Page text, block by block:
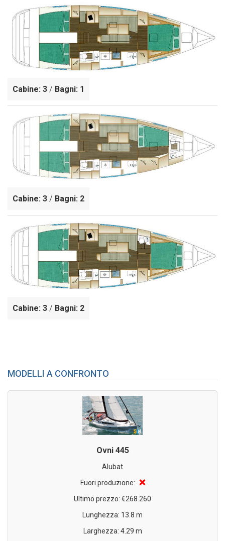
Cabine: 3 / Bagni: 1
Cabine: 3 / Bagni: 2
Cabine: 3 / Bagni: 2
MODELLI A CONFRONTO
Ovni 445
Alubat
Fuori produzione: ❌
Ultimo prezzo: €268.260
Lunghezza: 13.8 m
Larghezza: 4.29 m